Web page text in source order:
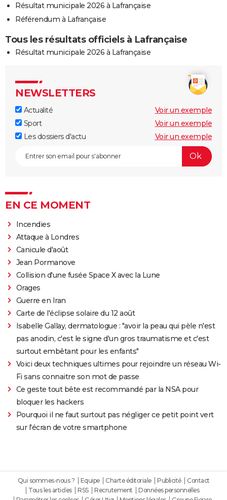
Résultat municipale 2026 à Lafrançaise
Référendum à Lafrançaise
Tous les résultats officiels à Lafrançaise
Résultat municipale 2026 à Lafrançaise
NEWSLETTERS
Actualité
Voir un exemple
Sport
Voir un exemple
Les dossiers d'actu
Voir un exemple
EN CE MOMENT
Incendies
Attaque à Londres
Canicule d'août
Jean Pormanove
Collision d'une fusée Space X avec la Lune
Orages
Guerre en Iran
Carte de l'éclipse solaire du 12 août
Isabelle Gallay, dermatologue : "avoir la peau qui pèle n'est
pas anodin, c'est le signe d'un gros traumatisme et c'est
surtout embêtant pour les enfants"
Voici deux techniques ultimes pour rejoindre un réseau Wi-
Fi sans connaitre son mot de passe
Ce geste tout bête est recommandé par la NSA pour
bloquer les hackers
Pourquoi il ne faut surtout pas négliger ce petit point vert
sur l'écran de votre smartphone
Qui sommes-nous ? Equipe Charte éditoriale Publicité
Contact
Tous les articles
RSS Recrutement
Données personnelles